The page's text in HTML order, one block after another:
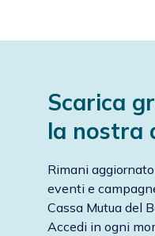
Scarica
la nostra
Rimani
eventi e
Cassa Mutua del
Accedi in ogni